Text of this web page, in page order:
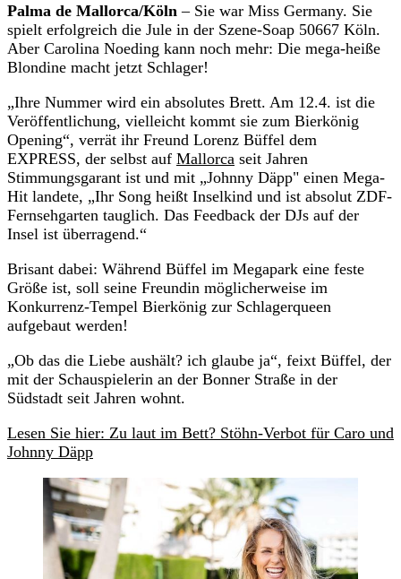
Palma de Mallorca/Köln – Sie war Miss Germany. Sie
spielt erfolgreich die Jule in der Szene-Soap 50667 Köln.
Aber Carolina Noeding kann noch mehr: Die mega-heiße
Blondine macht jetzt Schlager!
„Ihre Nummer wird ein absolutes Brett. Am 12.4. ist die
Veröffentlichung, vielleicht kommt sie zum Bierkönig
Opening“, verrät ihr Freund Lorenz Büffel dem
EXPRESS, der selbst auf Mallorca seit Jahren
Stimmungsgarant ist und mit „Johnny Däpp" einen Mega-
Hit landete, „Ihr Song heißt Inselkind und ist absolut ZDF-
Fernsehgarten tauglich. Das Feedback der DJs auf der
Insel ist überragend.“
Brisant dabei: Während Büffel im Megapark eine feste
Größe ist, soll seine Freundin möglicherweise im
Konkurrenz-Tempel Bierkönig zur Schlagerqueen
aufgebaut werden!
„Ob das die Liebe aushält? ich glaube ja“, feixt Büffel, der
mit der Schauspielerin an der Bonner Straße in der
Südstadt seit Jahren wohnt.
Lesen Sie hier: Zu laut im Bett? Stöhn-Verbot für Caro und
Johnny Däpp